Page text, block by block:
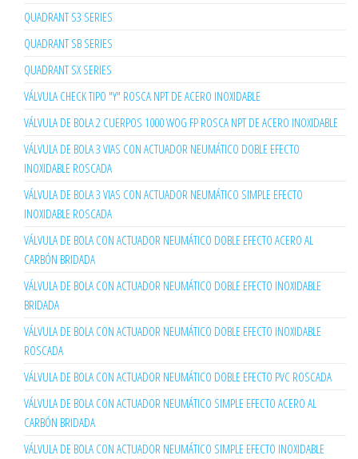
QUADRANT S3 SERIES
QUADRANT SB SERIES
QUADRANT SX SERIES
VÁLVULA CHECK TIPO "Y" ROSCA NPT DE ACERO INOXIDABLE
VÁLVULA DE BOLA 2 CUERPOS 1000 WOG FP ROSCA NPT DE ACERO INOXIDABLE
VÁLVULA DE BOLA 3 VIAS CON ACTUADOR NEUMÁTICO DOBLE EFECTO
INOXIDABLE ROSCADA
VÁLVULA DE BOLA 3 VIAS CON ACTUADOR NEUMÁTICO SIMPLE EFECTO
INOXIDABLE ROSCADA
VÁLVULA DE BOLA CON ACTUADOR NEUMÁTICO DOBLE EFECTO ACERO AL
CARBÓN BRIDADA
VÁLVULA DE BOLA CON ACTUADOR NEUMÁTICO DOBLE EFECTO INOXIDABLE
BRIDADA
VÁLVULA DE BOLA CON ACTUADOR NEUMÁTICO DOBLE EFECTO INOXIDABLE
ROSCADA
VÁLVULA DE BOLA CON ACTUADOR NEUMÁTICO DOBLE EFECTO PVC ROSCADA
VÁLVULA DE BOLA CON ACTUADOR NEUMÁTICO SIMPLE EFECTO ACERO AL
CARBÓN BRIDADA
VÁLVULA DE BOLA CON ACTUADOR NEUMÁTICO SIMPLE EFECTO INOXIDABLE